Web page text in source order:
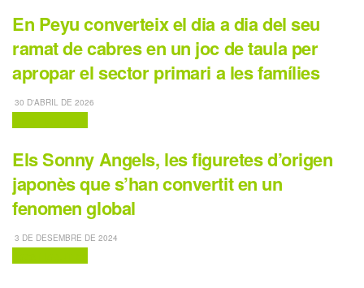
En Peyu converteix el dia a dia del seu
ramat de cabres en un joc de taula per
apropar el sector primari a les famílies
30 D'ABRIL DE 2026
Els Sonny Angels, les figuretes d’origen
japonès que s’han convertit en un
fenomen global
3 DE DESEMBRE DE 2024